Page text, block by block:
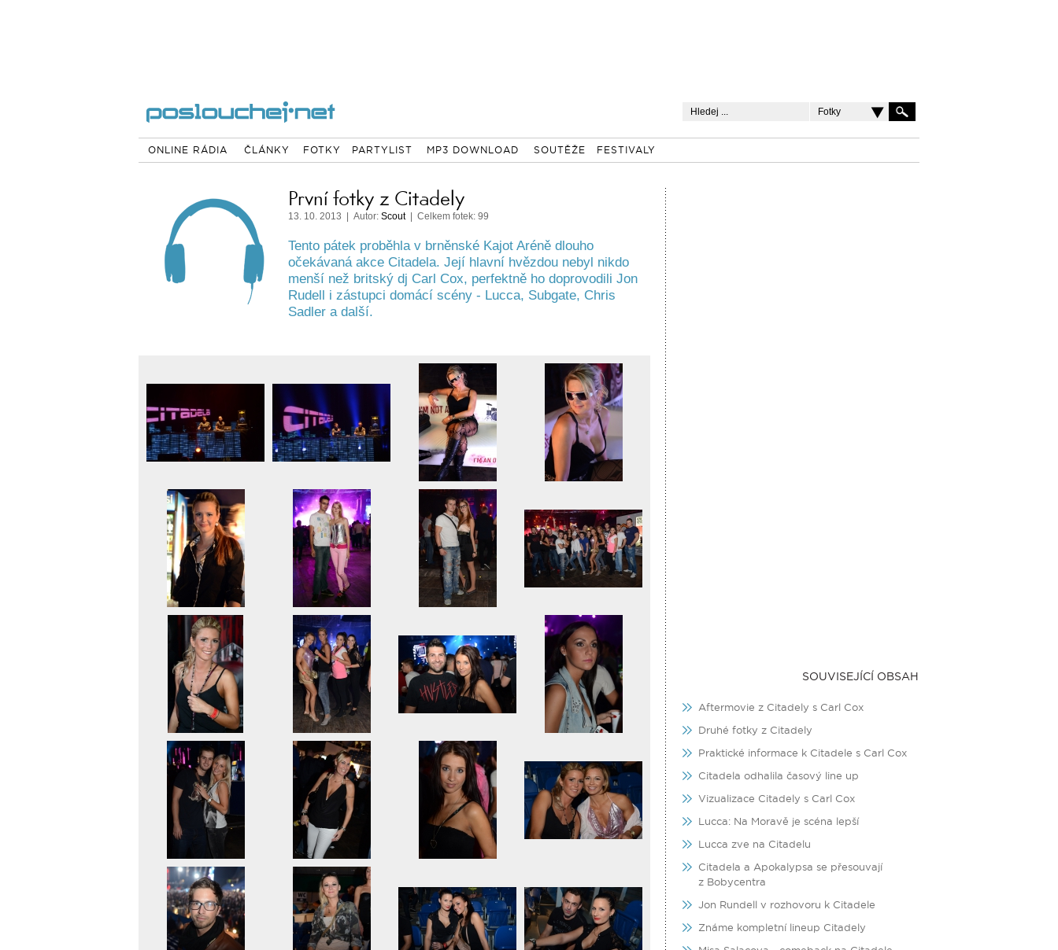
Fotky
ONLINE RÁDIA ČLÁNKY FOTKY PARTYLIST MP3 DOWNLOAD SOUTĚŽE FESTIVALY
První fotky z Citadely
13. 10. 2013 | Autor: Scout| Celkem fotek: 99
Tento pátek proběhla v brněnské Kajot Aréně dlouho
očekávaná akce Citadela. Její hlavní hvězdou nebyl nikdo
menší než britský dj Carl Cox, perfektně ho doprovodili Jon
Rudell i zástupci domácí scény - Lucca, Subgate, Chris
Sadler a další.
SOUVISEJÍCÍ OBSAH
Aftermovie z Citadely s Carl Cox
Druhé fotky z Citadely
Praktické informace k Citadele s Carl Cox
Citadela odhalila časový line up
Vizualizace Citadely s Carl Cox
Lucca: Na Moravě je scéna lepší
Lucca zve na Citadelu
Citadela a Apokalypsa se přesouvají
z Bobycentra
Jon Rundell v rozhovoru k Citadele
Známe kompletní lineup Citadely